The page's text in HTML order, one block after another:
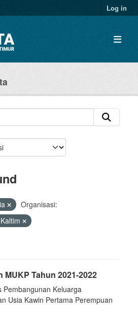
Log in
Organisasi:
MUKP Tahun 2021-2022
Pembangunan Keluarga
Usia Kawin Pertama Perempuan